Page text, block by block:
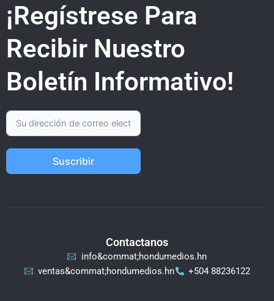
¡Regístrese Para
Recibir Nuestro
Boletín Informativo!
Suscribir
Contactanos
info&commat;hondumedios.hn
ventas&commat;hondumedios.hn
+504 88236122